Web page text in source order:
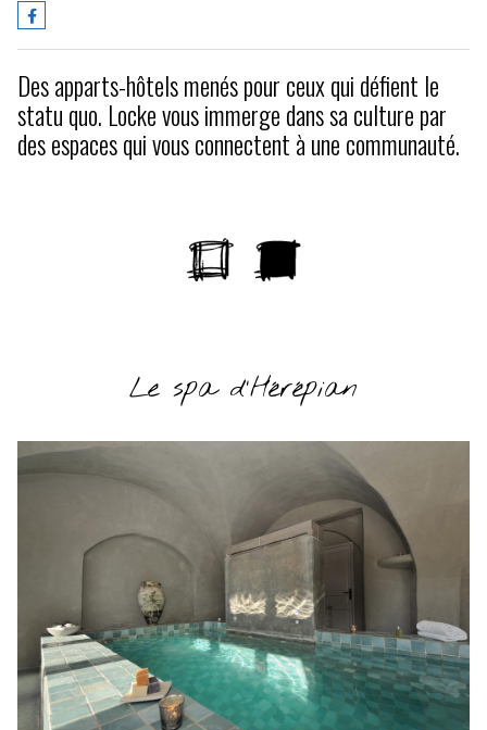
Des apparts-hôtels menés pour ceux qui défient le
statu quo. Locke vous immerge dans sa culture par
des espaces qui vous connectent à une communauté.
Le spa d'Hérépian